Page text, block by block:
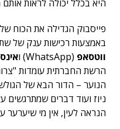
היא בכלל יכולה לראות
פייסבוק הגדילה את הכוח
באמצעות רכישות ענק של
ווטסאפ (WhatsApp) ו
הרשת החברתית עומדות
הנוער – הדור הבא של
ניוז ועוד דברים
הנראה לעין, אין מי